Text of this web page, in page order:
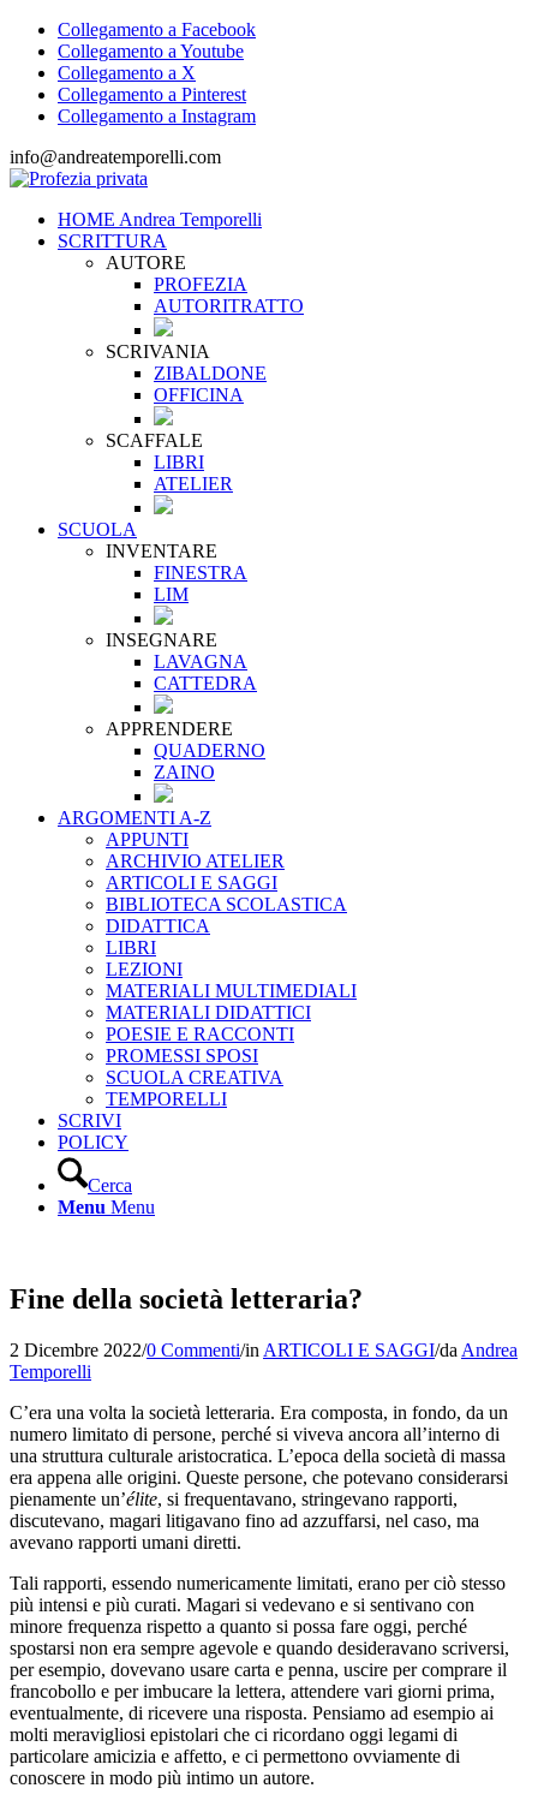
Collegamento a Facebook
Collegamento a Youtube
Collegamento a X
Collegamento a Pinterest
Collegamento a Instagram
info@andreatemporelli.com
HOME Andrea Temporelli
SCRITTURA
AUTORE
PROFEZIA
AUTORITRATTO
SCRIVANIA
ZIBALDONE
OFFICINA
SCAFFALE
LIBRI
ATELIER
SCUOLA
INVENTARE
FINESTRA
LIM
INSEGNARE
LAVAGNA
CATTEDRA
APPRENDERE
QUADERNO
ZAINO
ARGOMENTI A-Z
APPUNTI
ARCHIVIO ATELIER
ARTICOLI E SAGGI
BIBLIOTECA SCOLASTICA
DIDATTICA
LIBRI
LEZIONI
MATERIALI MULTIMEDIALI
MATERIALI DIDATTICI
POESIE E RACCONTI
PROMESSI SPOSI
SCUOLA CREATIVA
TEMPORELLI
SCRIVI
POLICY
Cerca
Menu Menu
Fine della società letteraria?
2 Dicembre 2022/0 Commenti/in ARTICOLI E SAGGI/da Andrea
Temporelli
C’era una volta la società letteraria. Era composta, in fondo, da un
numero limitato di persone, perché si viveva ancora all’interno di
una struttura culturale aristocratica. L’epoca della società di massa
era appena alle origini. Queste persone, che potevano considerarsi
pienamente un’élite, si frequentavano, stringevano rapporti,
discutevano, magari litigavano fino ad azzuffarsi, nel caso, ma
avevano rapporti umani diretti.
Tali rapporti, essendo numericamente limitati, erano per ciò stesso
più intensi e più curati. Magari si vedevano e si sentivano con
minore frequenza rispetto a quanto si possa fare oggi, perché
spostarsi non era sempre agevole e quando desideravano scriversi,
per esempio, dovevano usare carta e penna, uscire per comprare il
francobollo e per imbucare la lettera, attendere vari giorni prima,
eventualmente, di ricevere una risposta. Pensiamo ad esempio ai
molti meravigliosi epistolari che ci ricordano oggi legami di
particolare amicizia e affetto, e ci permettono ovviamente di
conoscere in modo più intimo un autore.